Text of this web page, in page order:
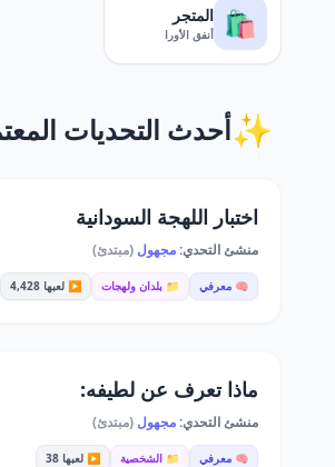
🛍️ المتجر
أنفق الأورا
✨أحدث التحديات
اختبار اللهجة السودانية
منشئ التحدي:مجهول (مبتدئ)
🧠 معرفي 📁 بلدان ولهجات ▶️ لعبها 4,428
ماذا تعرف عن لطيفه:
منشئ التحدي:مجهول (مبتدئ)
🧠 معرفي 📁 الشخصية ▶️ لعبها 38